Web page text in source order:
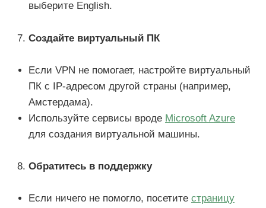
выберите English.
Создайте виртуальный ПК
Если VPN не помогает, настройте виртуальный
ПК с IP-адресом другой страны (например,
Амстердама).
Используйте сервисы вроде Microsoft Azure
для создания виртуальной машины.
Обратитесь в поддержку
Если ничего не помогло, посетите страницу